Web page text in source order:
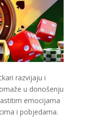
razvijaju i
u donošenju
emocijama
i pobjedama.